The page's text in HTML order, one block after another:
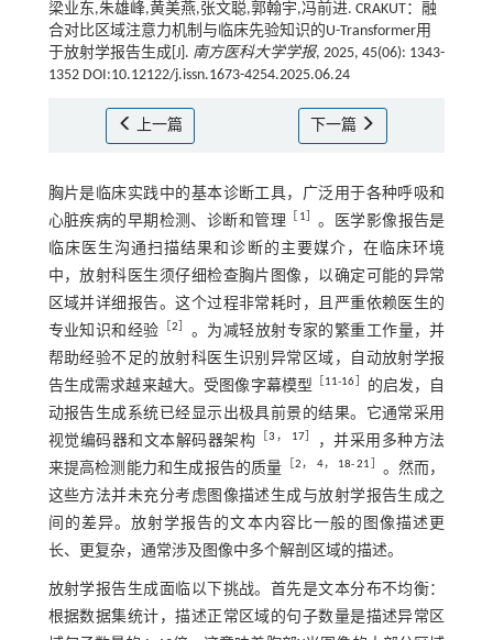
梁业东,朱雄峰,黄美燕,张文聪,郭翰宇,冯前进. CRAKUT：融
合对比区域注意力机制与临床先验知识的U-Transformer用
于放射学报告生成[J]. 南方医科大学学报, 2025, 45(06): 1343-
1352 DOI:10.12122/j.issn.1673-4254.2025.06.24
上一篇 下一篇
胸片是临床实践中的基本诊断工具，广泛用于各种呼吸和
心脏疾病的早期检测、诊断和管理
1
。医学影像报告是
临床医生沟通扫描结果和诊断的主要媒介，在临床环境
中，放射科医生须仔细检查胸片图像，以确定可能的异常
区域并详细报告。这个过程非常耗时，且严重依赖医生的
专业知识和经验 ［2
。为减轻放射专家的繁重工作量，并
帮助经验不足的放射科医生识别异常区域，自动放射学报
告生成需求越来越大。受图像字幕模型
11-16
的启发，自
动报告生成系统已经显示出极具前景的结果。它通常采用
视觉编码器和文本解码器架构 ［3 ， 17］
，并采用多种方法
来提高检测能力和生成报告的质量
2， 4， 18-21
。然而，
这些方法并未充分考虑图像描述生成与放射学报告生成之
间的差异。放射学报告的文本内容比一般的图像描述更
长、更复杂，通常涉及图像中多个解剖区域的描述。
放射学报告生成面临以下挑战。首先是文本分布不均衡：
根据数据集统计，描述正常区域的句子数量是描述异常区